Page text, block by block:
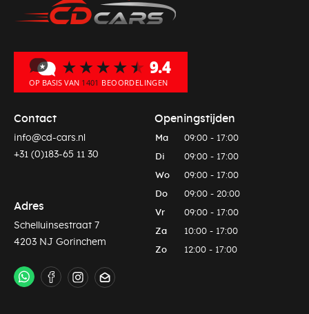
Contact
info@cd-cars.nl
+31 (0)183-65 11 30
Adres
Schelluinsestraat 7
4203 NJ Gorinchem
Openingstijden
Ma 09:00 - 17:00
Di 09:00 - 17:00
Wo 09:00 - 17:00
Do 09:00 - 20:00
Vr 09:00 - 17:00
Za 10:00 - 17:00
Zo 12:00 - 17:00